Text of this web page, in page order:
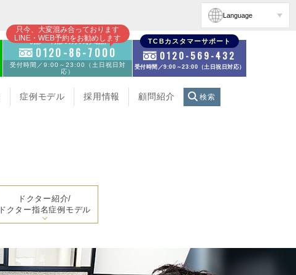
Language
只今、大変混み合っております
LINE・WEB予約をお勧めします
初診・再診の方のお電話
0120-86-7000
受付時間／9:00～23:00（土日祝日対
応）
TCBカスタマーサポート
0120-569-432
受付時間／9:00～23:00（土日祝日対応）
症例モデル 採用情報 顧問紹介 検索
ドクター紹介/
ドクター指名症例モデル